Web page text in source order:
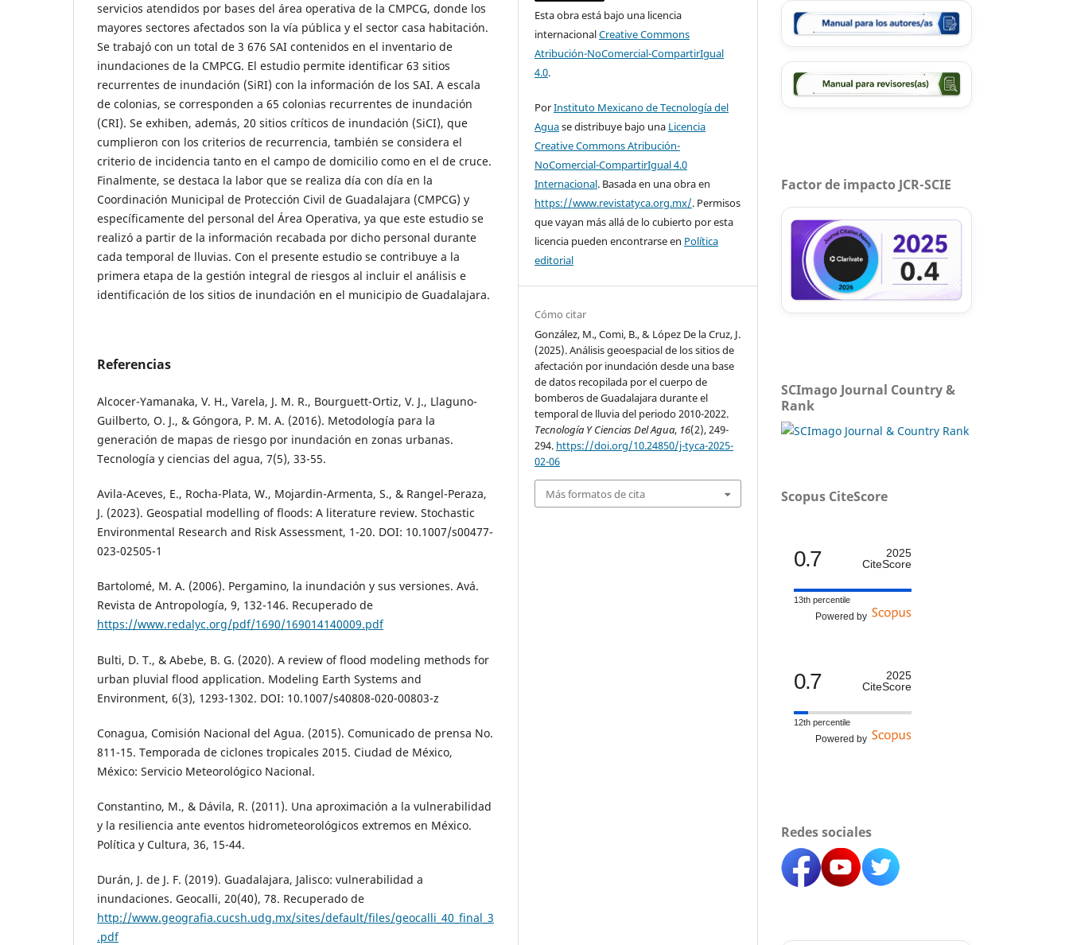
servicios atendidos por bases del área operativa de la CMPCG, donde los
mayores sectores afectados son la vía pública y el sector casa habitación.
Se trabajó con un total de 3 676 SAI contenidos en el inventario de
inundaciones de la CMPCG. El estudio permite identificar 63 sitios
recurrentes de inundación (SiRI) con la información de los SAI. A escala
de colonias, se corresponden a 65 colonias recurrentes de inundación
(CRI). Se exhiben, además, 20 sitios críticos de inundación (SiCI), que
cumplieron con los criterios de recurrencia, también se considera el
criterio de incidencia tanto en el campo de domicilio como en el de cruce.
Finalmente, se destaca la labor que se realiza día con día en la
Coordinación Municipal de Protección Civil de Guadalajara (CMPCG) y
específicamente del personal del Área Operativa, ya que este estudio se
realizó a partir de la información recabada por dicho personal durante
cada temporal de lluvias. Con el presente estudio se contribuye a la
primera etapa de la gestión integral de riesgos al incluir el análisis e
identificación de los sitios de inundación en el municipio de Guadalajara.
Referencias
Alcocer-Yamanaka, V. H., Varela, J. M. R., Bourguett-Ortiz, V. J., Llaguno-
Guilberto, O. J., & Góngora, P. M. A. (2016). Metodología para la
generación de mapas de riesgo por inundación en zonas urbanas.
Tecnología y ciencias del agua, 7(5), 33-55.
Avila-Aceves, E., Rocha-Plata, W., Mojardin-Armenta, S., & Rangel-Peraza,
J. (2023). Geospatial modelling of floods: A literature review. Stochastic
Environmental Research and Risk Assessment, 1-20. DOI: 10.1007/s00477-
023-02505-1
Bartolomé, M. A. (2006). Pergamino, la inundación y sus versiones. Avá.
Revista de Antropología, 9, 132-146. Recuperado de
https://www.redalyc.org/pdf/1690/169014140009.pdf
Bulti, D. T., & Abebe, B. G. (2020). A review of flood modeling methods for
urban pluvial flood application. Modeling Earth Systems and
Environment, 6(3), 1293-1302. DOI: 10.1007/s40808-020-00803-z
Conagua, Comisión Nacional del Agua. (2015). Comunicado de prensa No.
811-15. Temporada de ciclones tropicales 2015. Ciudad de México,
México: Servicio Meteorológico Nacional.
Constantino, M., & Dávila, R. (2011). Una aproximación a la vulnerabilidad
y la resiliencia ante eventos hidrometeorológicos extremos en México.
Política y Cultura, 36, 15-44.
Durán, J. de J. F. (2019). Guadalajara, Jalisco: vulnerabilidad a
inundaciones. Geocalli, 20(40), 78. Recuperado de
http://www.geografia.cucsh.udg.mx/sites/default/files/geocalli_40_final_3
.pdf
Esta obra está bajo una licencia
internacionalCreative Commons
Atribución-NoComercial-CompartirIgual
4.0.
PorInstituto Mexicano de Tecnología del
Aguase distribuye bajo una Licencia
Creative Commons Atribución-
NoComercial-CompartirIgual 4.0
Internacional. Basada en una obra en
https://www.revistatyca.org.mx/. Permisos
que vayan más allá de lo cubierto por esta
licencia pueden encontrarse en Política
editorial
Cómo citar
González, M., Comi, B., & López De la Cruz, J.
(2025). Análisis geoespacial de los sitios de
afectación por inundación desde una base
de datos recopilada por el cuerpo de
bomberos de Guadalajara durante el
temporal de lluvia del periodo 2010-2022.
Tecnología Y Ciencias Del Agua, 16(2), 249-
294. https://doi.org/10.24850/j-tyca-2025-
02-06
Más formatos de cita
Factor de impacto JCR-SCIE
SCImago Journal Country &
Rank
Scopus CiteScore
0.7
2025
CiteScore
13th percentile
Powered by
0.7
2025
CiteScore
12th percentile
Powered by
Redes sociales